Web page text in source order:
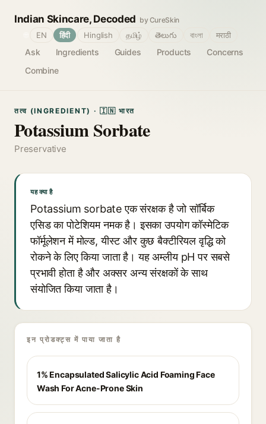
Indian Skincare, Decoded by CureSkin
Ask Ingredients Guides Products
Concerns
Combine
EN हिंदी Hinglish தமிழ் తెలుగు বাংলা मराठी
तत्व (INGREDIENT) · 🇮🇳 भारत
Potassium Sorbate
Preservative
यह क्या है
Potassium sorbate एक संरक्षक है जो सॉर्बिक
एसिड का पोटेशियम नमक है। इसका उपयोग कॉस्मेटिक
फॉर्मूलेशन में मोल्ड, यीस्ट और कुछ बैक्टीरियल वृद्धि को
रोकने के लिए किया जाता है। यह अम्लीय pH पर सबसे
प्रभावी होता है और अक्सर अन्य संरक्षकों के साथ
संयोजित किया जाता है।
इन प्रोडक्ट्स में पाया जाता है
1% Encapsulated Salicylic Acid Foaming Face
Wash For Acne-Prone Skin